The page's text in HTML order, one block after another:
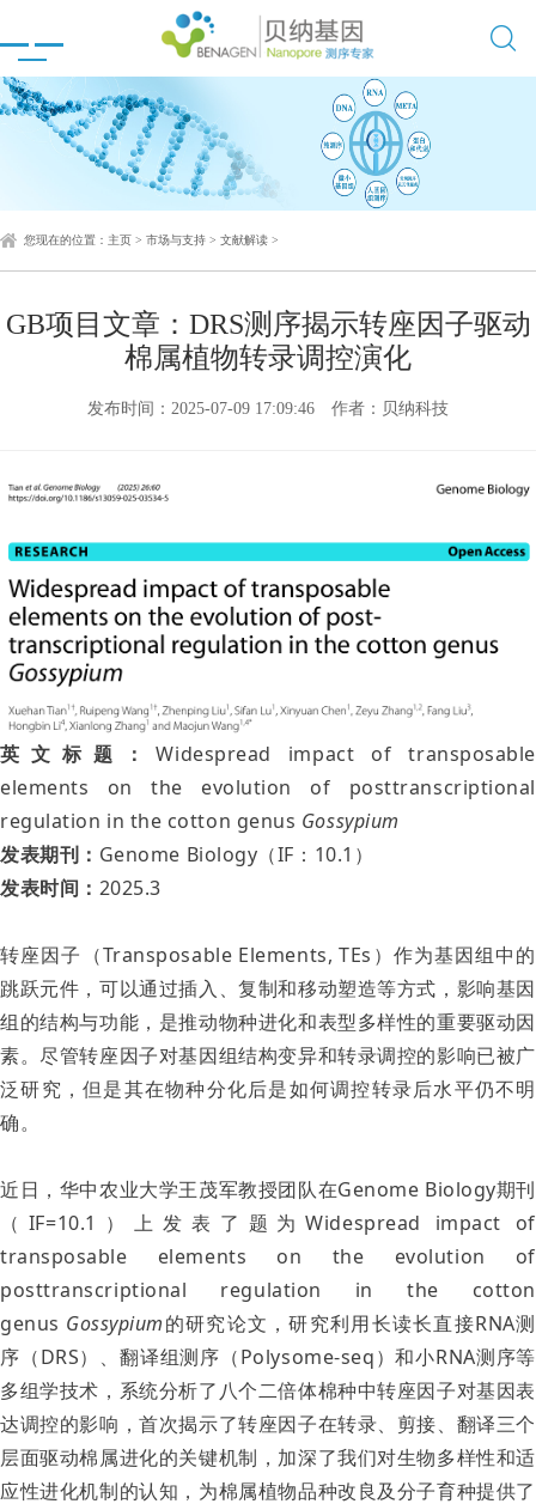

您现在的位置： 主页 > 市场与支持 > 文献解读 >
GB项目文章：DRS测序揭示转座因子驱动
棉属植物转录调控演化
发布时间：2025-07-09 17:09:46 作者：贝纳科技
英文标题：Widespread impact of transposable
elements on the evolution of posttranscriptional
regulation in the cotton genus Gossypium
发表期刊： Genome Biology（IF：10.1）
发表时间： 2025.3
转座因子（Transposable Elements, TEs）作为基因组中的
跳跃元件，可以通过插入、复制和移动塑造等方式，影响基因
组的结构与功能，是推动物种进化和表型多样性的重要驱动因
素。尽管转座因子对基因组结构变异和转录调控的影响已被广
泛研究，但是其在物种分化后是如何调控转录后水平仍不明
确。
近日，华中农业大学王茂军教授团队在Genome Biology期刊
（IF=10.1）上发表了题为Widespread impact of
transposable elements on the evolution of
posttranscriptional regulation in the cotton
genus Gossypium的研究论文，研究利用长读长直接RNA测
序（DRS）、翻译组测序（Polysome-seq）和小RNA测序等
多组学技术，系统分析了八个二倍体棉种中转座因子对基因表
达调控的影响，首次揭示了转座因子在转录、剪接、翻译三个
层面驱动棉属进化的关键机制，加深了我们对生物多样性和适
应性进化机制的认知，为棉属植物品种改良及分子育种提供了